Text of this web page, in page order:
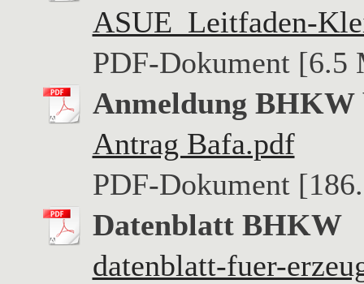
ASUE_Leitfaden-
PDF-Dokument [6.5
Anmeldung BHKW
Antrag Bafa.pdf
PDF-Dokument
Datenblatt BHKW
datenblatt-fuer-